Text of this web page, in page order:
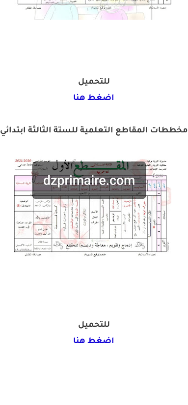
للتحميل
اضغط هنا
مخططات المقاطع التعلمية للستة الثالثة ابتدائي
للتحميل
اضغط هنا